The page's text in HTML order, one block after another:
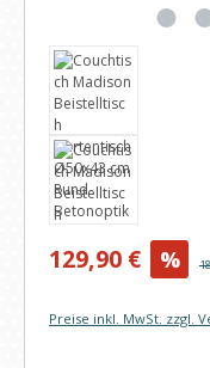
Verkaufspreis:
129,90 € %
Preise inkl. MwSt. zzgl.